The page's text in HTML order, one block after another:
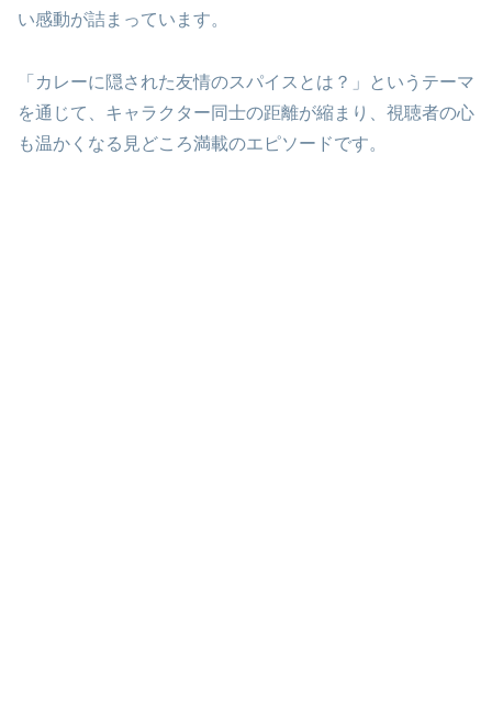
い感動が詰まっています。
「カレーに隠された友情のスパイスとは？」というテーマ
を通じて、キャラクター同士の距離が縮まり、視聴者の心
も温かくなる見どころ満載のエピソードです。